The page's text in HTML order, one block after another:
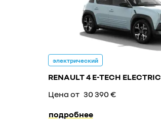
электрический
RENAULT 4 E-TECH ELECTRIC
Цена от 30 390 €
подробнее